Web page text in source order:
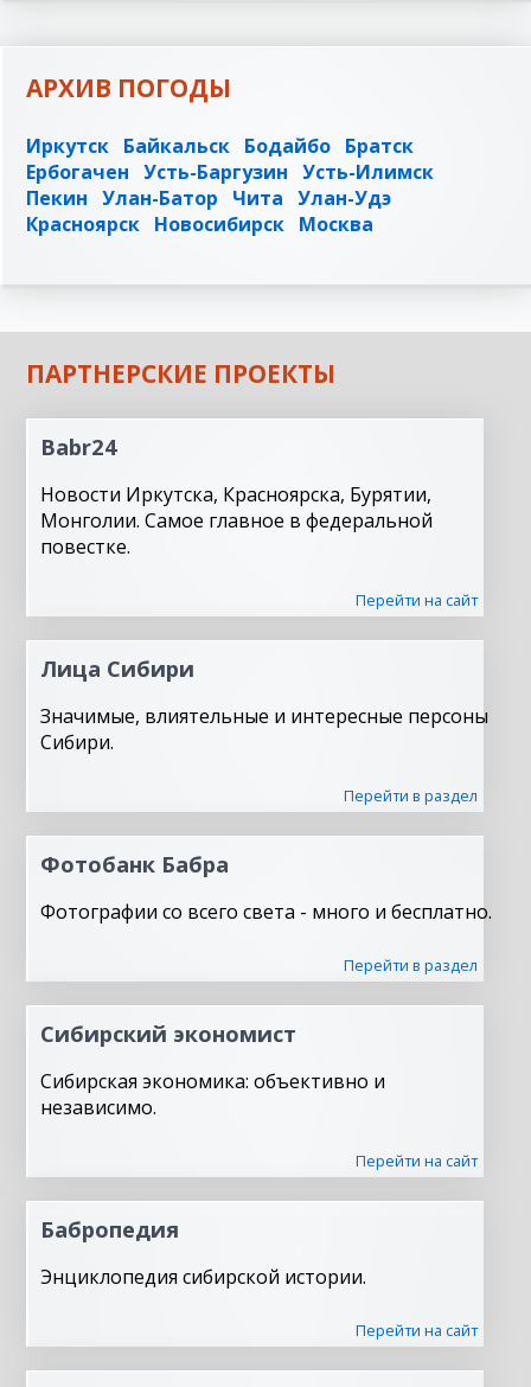
АРХИВ ПОГОДЫ
Иркутск Байкальск Бодайбо Братск
Ербогачен Усть-Баргузин Усть-Илимск
Пекин Улан-Батор Чита Улан-Удэ
Красноярск Новосибирск Москва
ПАРТНЕРСКИЕ ПРОЕКТЫ
Babr24
Новости Иркутска, Красноярска, Бурятии,
Монголии. Самое главное в федеральной
повестке.
Перейти на сайт
Лица Сибири
Значимые, влиятельные и интересные персоны
Сибири.
Перейти в раздел
Фотобанк Бабра
Фотографии со всего света - много и бесплатно.
Перейти в раздел
Сибирский экономист
Сибирская экономика: объективно и
независимо.
Перейти на сайт
Бабропедия
Энциклопедия сибирской истории.
Перейти на сайт